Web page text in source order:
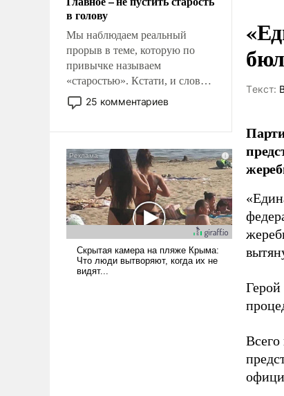
Украина вступила в
вооруженное противостояние
с Ираном.
в голову
Мы наблюдаем реальный
прорыв в теме, которую по
привычке называем
«старостью». Кстати, и слово-
то это уже стараются не
использовать – так же, как
что оно уже несет негативные
коннотации.
25 комментариев
Tекст: